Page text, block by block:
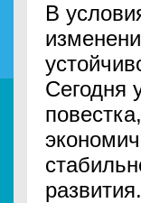
В
Сегодня
развития.